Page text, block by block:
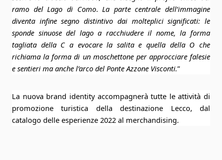
ramo del Lago di Como.La parte centrale dell’immagine
diventa infine segno distintivo dai molteplici significati: le
sponde sinuose del lago a racchiudere il nome, la forma
tagliata della C a evocare la salita e quella della O che
richiama la forma di un moschettone per approcciare falesie
e sentieri ma anche l’arco del Ponte Azzone Visconti.”
La nuova brand identity accompagnerà tutte le attività di
promozione turistica della destinazione Lecco, dal
catalogo delle esperienze 2022 al merchandising.